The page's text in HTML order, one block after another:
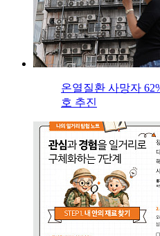
온열질환 사망자
호 추진